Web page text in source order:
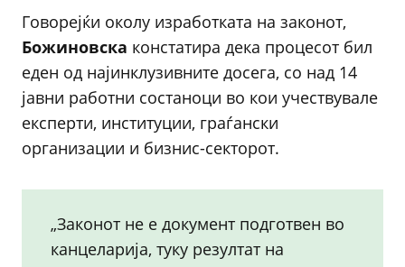
Говорејќи околу изработката на законот,
Божиновска констатира дека процесот бил
еден од најинклузивните досега, со над 14
јавни работни состаноци во кои учествувале
експерти, институции, граѓански
организации и бизнис-секторот.
„Законот не е документ подготвен во
канцеларија, туку резултат на